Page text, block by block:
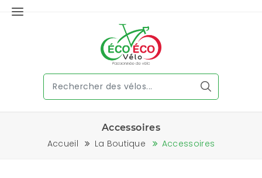
Accessoires
Accueil La Boutique Accessoires